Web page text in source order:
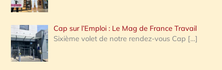
Cap sur l’Emploi : Le Mag de France Travail
Sixième volet de notre rendez-vous Cap […]